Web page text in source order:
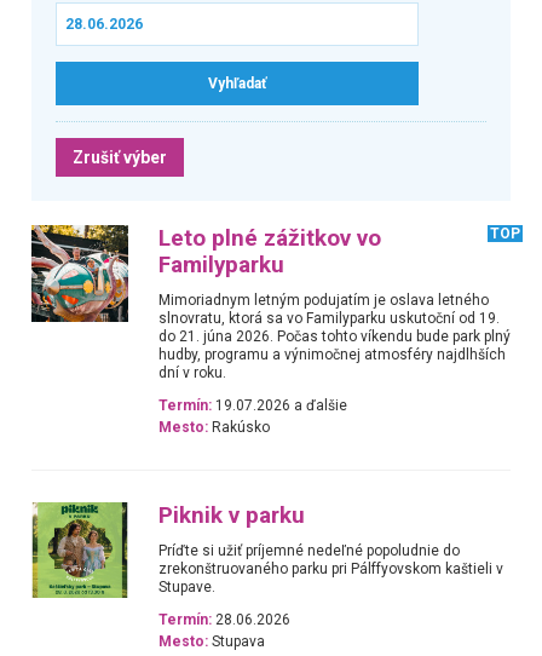
Zrušiť výber
Leto plné zážitkov vo
Familyparku
TOP
Mimoriadnym letným podujatím je oslava letného
slnovratu, ktorá sa vo Familyparku uskutoční od 19.
do 21. júna 2026. Počas tohto víkendu bude park plný
hudby, programu a výnimočnej atmosféry najdlhších
dní v roku.
Termín: 19.07.2026 a ďalšie
Mesto: Rakúsko
Piknik v parku
Príďte si užiť príjemné nedeľné popoludnie do
zrekonštruovaného parku pri Pálffyovskom kaštieli v
Stupave.
Termín: 28.06.2026
Mesto: Stupava